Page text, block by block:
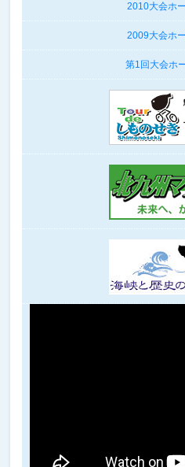
2010大会ホ
2009大会ホ
第1回大会ホ